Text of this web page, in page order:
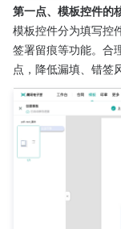
第一点、模板控件的
模板控件分为填写控
签署留痕等功能。合
点，降低漏填、错签